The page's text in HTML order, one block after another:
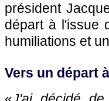
président
départ à l'issue
humiliations et
Vers un départ